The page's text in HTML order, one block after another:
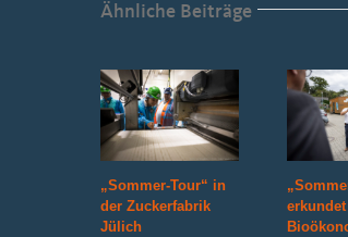
Ähnliche Beiträge
„Sommer-Tour“ in
der Zuckerfabrik
Jülich
erkundet